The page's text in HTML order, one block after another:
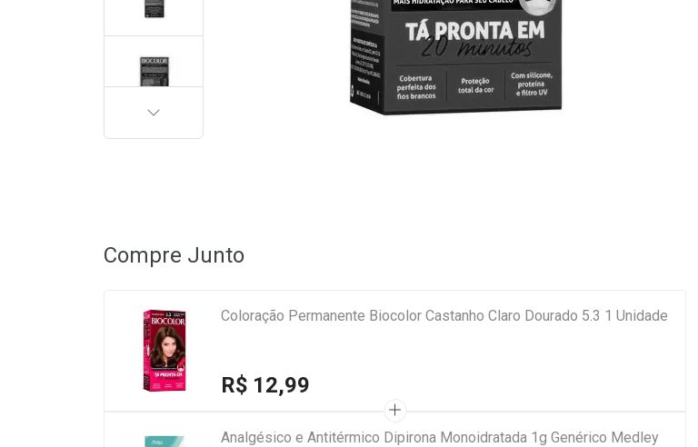
PRÓXIMA
Compre Junto
Coloração Permanente Biocolor Castanho Claro Dourado 5.3 1 Unidade
R$ 12,99
Analgésico e Antitérmico Dipirona Monoidratada 1g Genérico Medley